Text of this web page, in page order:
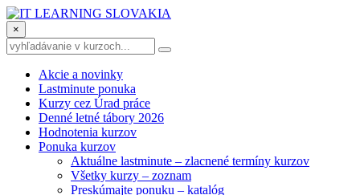
×
Akcie a novinky
Lastminute ponuka
Kurzy cez Úrad práce
Denné letné tábory 2026
Hodnotenia kurzov
Ponuka kurzov
Aktuálne lastminute – zlacnené termíny kurzov
Všetky kurzy – zoznam
Preskúmajte ponuku – katalóg